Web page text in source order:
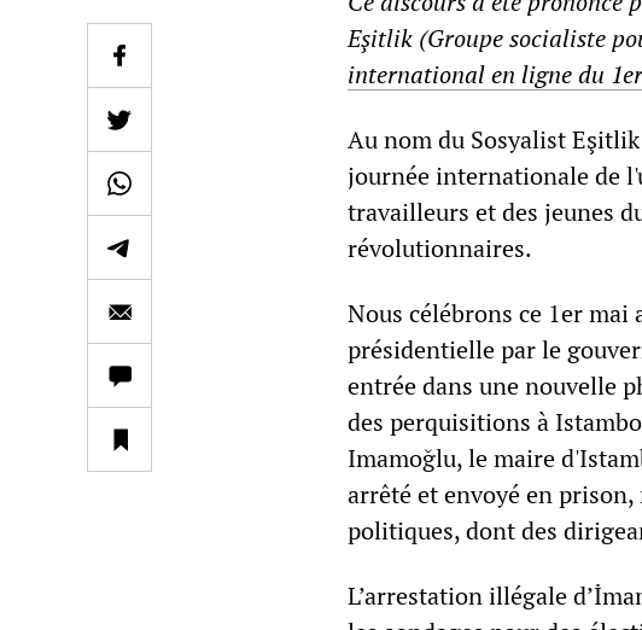
Eşitlik (Groupe socialiste
international en ligne du
Au nom du Sosyalist
journée internationale de
travailleurs et des jeunes
révolutionnaires.
Nous célébrons ce 1er
présidentielle par le
entrée dans une nouvelle
des perquisitions à
Imamoğlu, le maire
arrêté et envoyé en
politiques, dont des
L’arrestation illégale